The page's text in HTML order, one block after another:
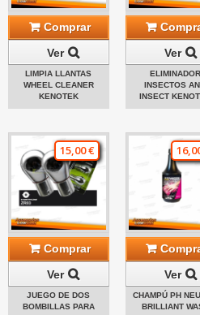
Comprar
Ver
LIMPIA LLANTAS
WHEEL CLEANER
KENOTEK
Ver
ELIMINADOR
INSECTOS
INSECT
15,00 €
Comprar
Ver
JUEGO DE DOS
BOMBILLAS PARA
Ver
CHAMPÚ PH
BRILLIANT